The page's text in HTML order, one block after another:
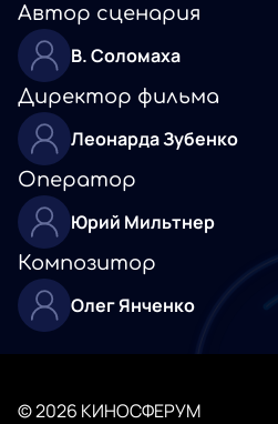
Автор сценария
В. Соломаха
Директор фильма
Леонарда Зубенко
Оператор
Юрий Мильтнер
Композитор
Олег Янченко
© 2026 КИНОСФЕРУМ